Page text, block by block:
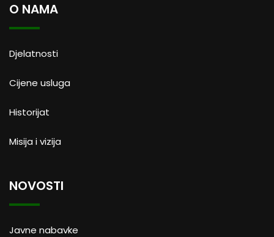
O NAMA
Djelatnosti
Cijene usluga
Historijat
Misija i vizija
NOVOSTI
Javne nabavke